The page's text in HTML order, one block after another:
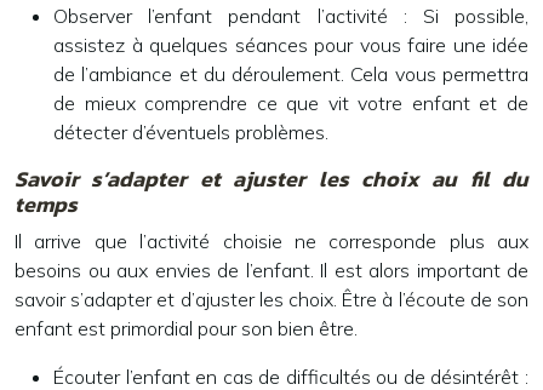
Observer l’enfant pendant l’activité : Si possible,
assistez à quelques séances pour vous faire une idée
de l’ambiance et du déroulement. Cela vous permettra
de mieux comprendre ce que vit votre enfant et de
détecter d’éventuels problèmes.
Savoir s’adapter et ajuster les choix au fil du
temps
Il arrive que l’activité choisie ne corresponde plus aux
besoins ou aux envies de l’enfant. Il est alors important de
savoir s’adapter et d’ajuster les choix. Être à l’écoute de son
enfant est primordial pour son bien être.
Écouter l’enfant en cas de difficultés ou de désintérêt :